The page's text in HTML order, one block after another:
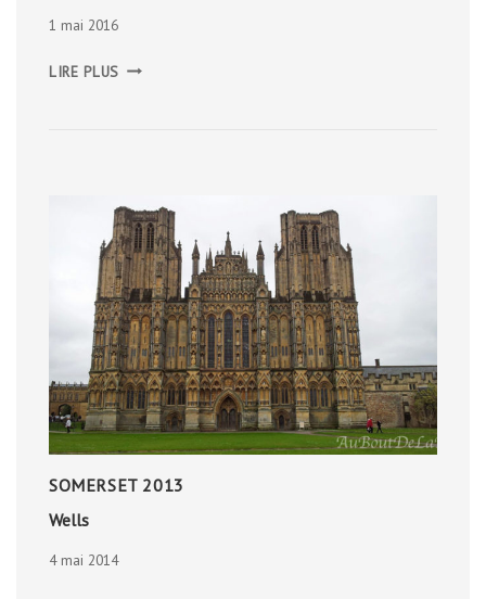
1 mai 2016
LIRE PLUS
SOMERSET 2013
Wells
4 mai 2014